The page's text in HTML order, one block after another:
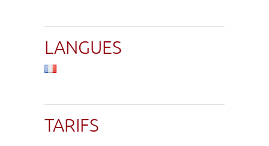
LANGUES
TARIFS